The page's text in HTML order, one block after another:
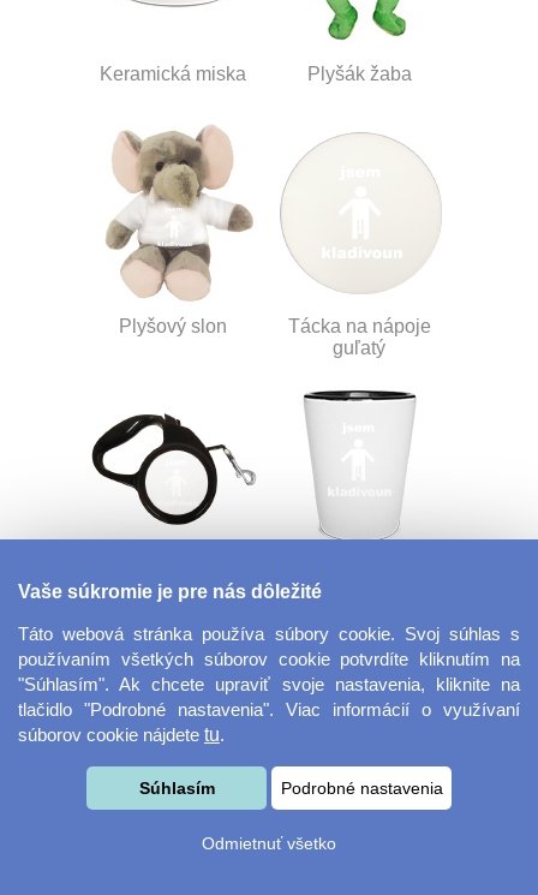
Keramická miska Plyšák žaba
Plyšový slon
Tácka na nápoje
guľatý
Panák - štamprle
ozdoba
okrajov 18x13 cm
Vaše súkromie je pre nás dôležité
Táto webová stránka používa súbory cookie. Svoj súhlas s
používaním všetkých súborov cookie potvrdíte kliknutím na
"Súhlasím". Ak chcete upraviť svoje nastavenia, kliknite na
tlačidlo "Podrobné nastavenia". Viac informácií o využívaní
súborov cookie nájdete tu.
Súhlasím Podrobné nastavenia
Odmietnuť všetko